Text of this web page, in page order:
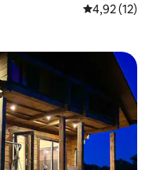
Gemiddelde
4,92 (12)